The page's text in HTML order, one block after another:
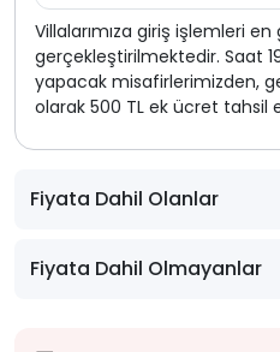
Villalarımıza giriş işlemleri
gerçekleştirilmektedir. Saat
yapacak misafirlerimizden,
olarak 500 TL ek ücret tahsil
Fiyata Dahil Olanlar
Fiyata Dahil Olmayanlar